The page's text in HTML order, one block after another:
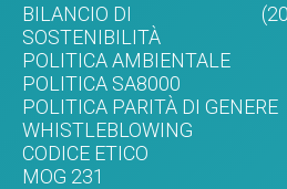
BILANCIO DI
SOSTENIBILITÀ
POLITICA AMBIENTALE
POLITICA SA8000
POLITICA PARITÀ DI GENERE
WHISTLEBLOWING
CODICE ETICO
MOG 231